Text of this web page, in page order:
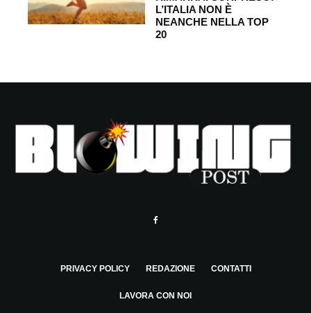
L’ITALIA NON È
NEANCHE NELLA TOP
20
PRIVACY POLICY REDAZIONE CONTATTI
LAVORA CON NOI